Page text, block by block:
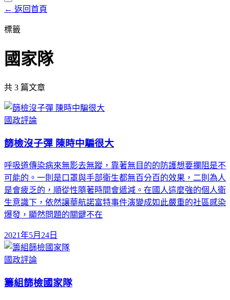
← 返回首頁
標籤
國家隊
共 3 篇文章
國政評論
篩檢沒子彈 陳時中騙很大
呼吸道傳染病來無影去無蹤，靠著無目的的防護想要攔阻是不
可能的。一則是口罩與手部衛生都無百分百的效果，二則為人
是會疲乏的，順從性隨著時間會遞減。在國人這麼強的個人衛
生意識下，依然讓華航諾富特事件演變成如此嚴重的社區感染
爆發，顯然問題的關鍵不在
2021年5月24日
國政評論
籌組篩檢國家隊